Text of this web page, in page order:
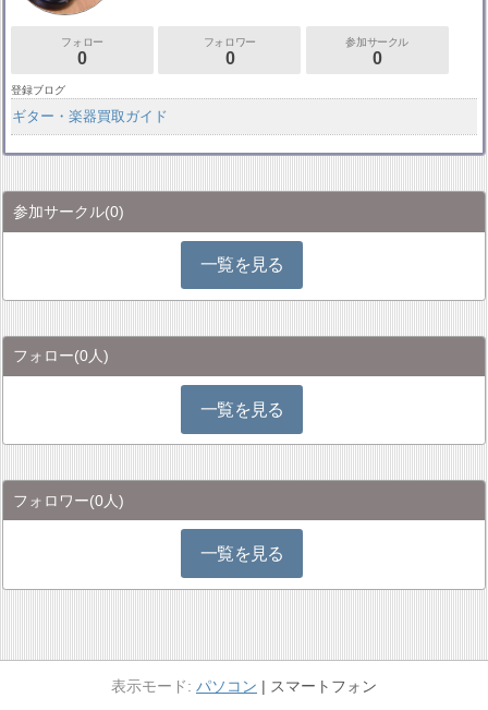
フォロー
0
フォロワー
0
参加サークル
0
登録ブログ
ギター・楽器買取ガイド
参加サークル(0)
一覧を見る
フォロー(0人)
一覧を見る
フォロワー(0人)
一覧を見る
パソコン スマートフォン